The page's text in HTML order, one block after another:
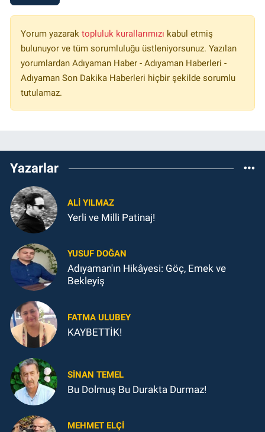
Yorum yazarak topluluk kurallarımızı kabul etmiş
bulunuyor ve tüm sorumluluğu üstleniyorsunuz. Yazılan
yorumlardan Adıyaman Haber - Adıyaman Haberleri -
Adıyaman Son Dakika Haberleri hiçbir şekilde sorumlu
tutulamaz.
Yazarlar
ALI YILMAZ
Yerli ve Milli Patinaj!
YUSUF DOĞAN
Adıyaman'ın Hikâyesi: Göç, Emek ve
Bekleyiş
FATMA ULUBEY
KAYBETTİK!
SINAN TEMEL
Bu Dolmuş Bu Durakta Durmaz!
MEHMET ELÇI